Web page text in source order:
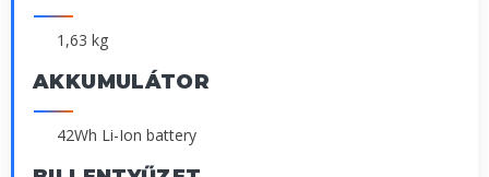
1,63 kg
AKKUMULÁTOR
42Wh Li-Ion battery